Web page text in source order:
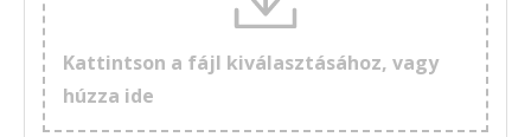
Kattintson a fájl kiválasztásához, vagy
húzza ide